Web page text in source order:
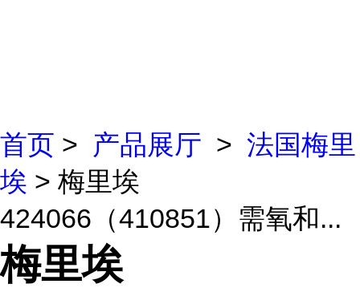
首页 > 产品展厅 > 法国梅里
埃 > 梅里埃
424066（410851）需氧和...
梅里埃